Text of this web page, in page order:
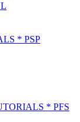
* PSP
* PFS